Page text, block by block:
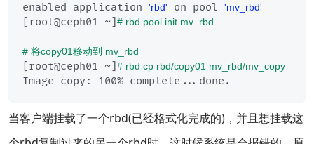
enabled application 'rbd' on pool 'mv_rbd'
[root@ceph01 ~] # rbd pool init mv_rbd
# 将copy01移动到 mv_rbd
[root@ceph01 ~] # rbd cp rbd/copy01 mv_rbd/mv_copy
当客户端挂载了一个rbd(已经格式化完成的)，并且想挂载这